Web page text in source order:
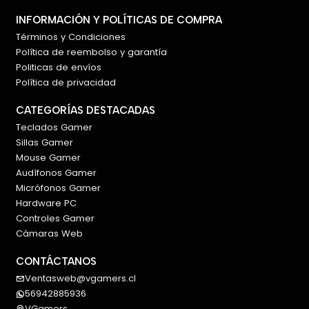
INFORMACIÓN Y POLÍTICAS DE COMPRA
Términos y Condiciones
Política de reembolso y garantía
Politicas de envíos
Política de privacidad
CATEGORÍAS DESTACADAS
Teclados Gamer
Sillas Gamer
Mouse Gamer
Audífonos Gamer
Micrófonos Gamer
Hardware PC
Controles Gamer
Cámaras Web
CONTÁCTANOS
Ventasweb@vgamers.cl
56942885936